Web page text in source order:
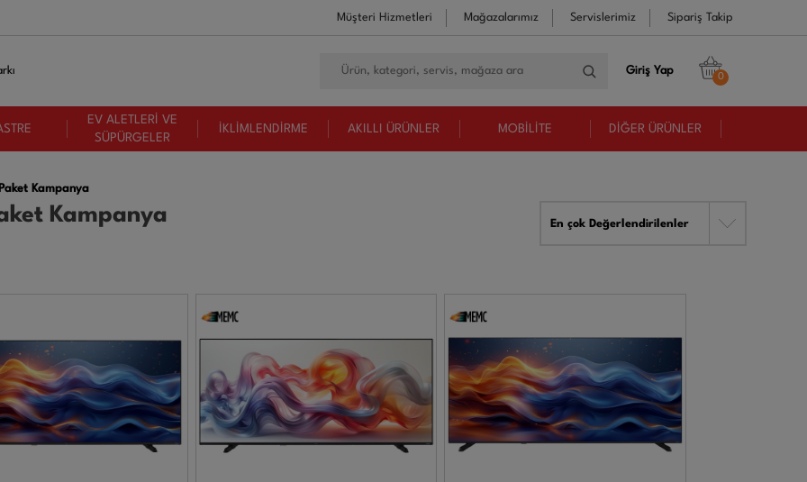
Müşteri Hizmetleri Mağazalarımız Servislerimiz Sipariş Takip
Giriş Yap 0
EV ALETLERİ VE
SÜPÜRGELER
İKLİMLENDİRME AKILLI ÜRÜNLER MOBİLİTE DİĞER ÜRÜNLER
Paket Kampanya
Kampanya En çok Değerlendirilenler